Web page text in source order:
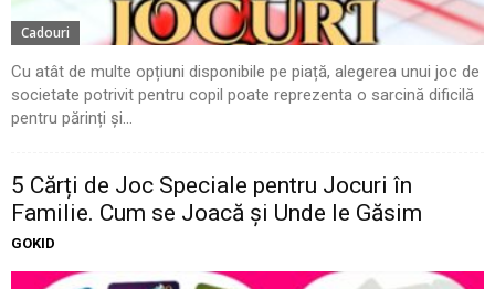
Cadouri
Cu atât de multe opțiuni disponibile pe piață, alegerea unui joc de
societate potrivit pentru copil poate reprezenta o sarcină dificilă
pentru părinți și...
5 Cărți de Joc Speciale pentru Jocuri în
Familie. Cum se Joacă și Unde le Găsim
GOKID